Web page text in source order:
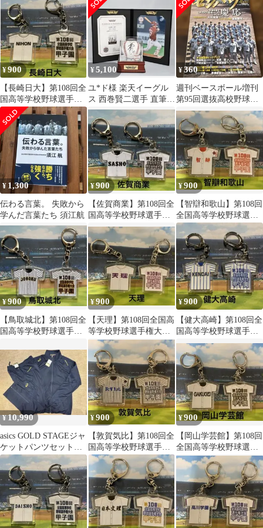
の学校可能】
ユニ
¥900
【長崎日大】第108回全
国高等学校野球選手権
大会記念キーホルダー
¥5,100
ユ*ド様 楽天イーグル
ス 西巻賢二選手 直筆サ
イン入りボール 球団公
認
¥360
週刊ベースボール増刊
第95回選抜高校野球大
会完全ガイド 2023年2
月号
¥ 1,300
伝わる言葉。 失敗から
学んだ言葉たち 須江航
¥900
【佐賀商業】第108回全
国高等学校野球選手権
大会記念キーホルダー
¥900
【智辯和歌山】第108回
全国高等学校野球選手
権大会記念キーホルダ
ー【他の学校可能
¥900
【鳥取城北】第108回全
国高等学校野球選手権
¥900
【天理】第108回全国高
等学校野球選手権大会
【他の学校可能】
¥900
【健大高崎】第108回全
国高等学校野球選手権
大会記念キーホルダー
¥10,990
asics GOLD STAGEジャ
ケットパンツセット
XO新品未使用 WBC
¥900
【敦賀気比】第108回全
国高等学校野球選手権
大会記念キーホルダー
¥900
【岡山学芸館】第108回
全国高等学校野球選手
権大会記念キーホルダ
ー【他の学校可能